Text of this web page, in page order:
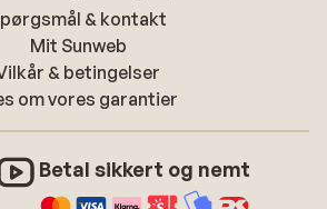
& kontakt
Mit Sunweb
& betingelser
om vores garantier
Betal sikkert og nemt